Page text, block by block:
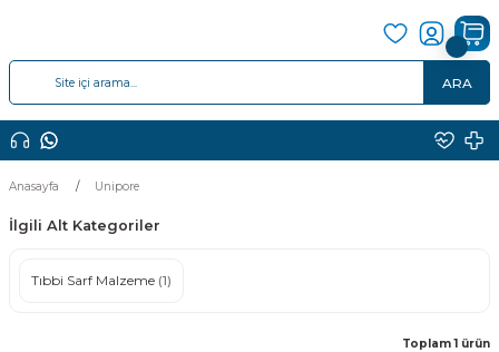
ARA
Anasayfa Unipore
İlgili Alt Kategoriler
Tıbbi Sarf Malzeme (1)
Toplam 1 ürün